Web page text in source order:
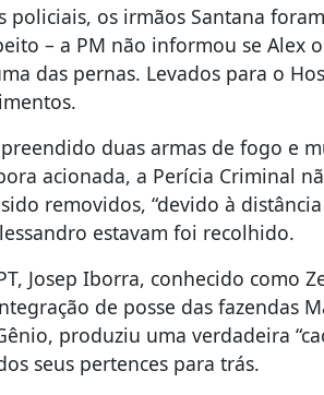
os irmãos Santana
– a PM não informou se Alex
das pernas. Levados para o
duas armas de fogo e
acionada, a Perícia Criminal
removidos, “devido à
estavam foi recolhido.
Josep Iborra, conhecido como
de posse das fazendas
produziu uma verdadeira
seus pertences para trás.